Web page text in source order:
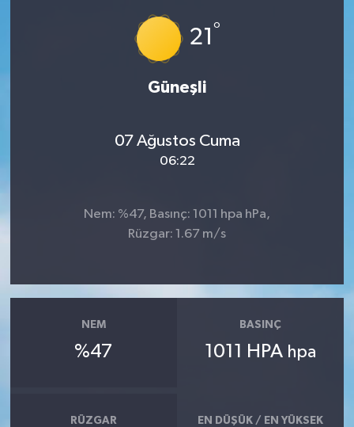
21°
Güneşli
07 Ağustos Cuma
06:22
Nem: %47, Basınç: 1011 hpa hPa,
Rüzgar: 1.67 m/s
NEM
%47
BASINÇ
1011 HPA hpa
RÜZGAR EN DÜŞÜK / EN YÜKSEK
Ardahan Müftülüğü
Balıkesir Müftülüğü
Batman Müftülüğü
Bingöl Müftülüğü
Peygamberimizin Hayatı
DİYANET RADYO/TV